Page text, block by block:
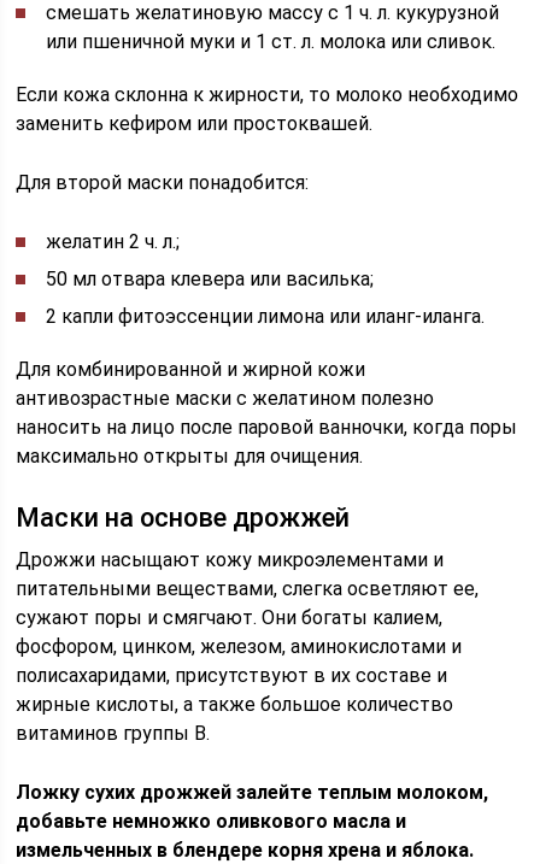
смешать желатиновую массу с 1 ч. л. кукурузной
или пшеничной муки и 1 ст. л. молока или сливок.
Если кожа склонна к жирности, то молоко необходимо
заменить кефиром или простоквашей.
Для второй маски понадобится:
желатин 2 ч. л.;
50 мл отвара клевера или василька;
2 капли фитоэссенции лимона или иланг-иланга.
Для комбинированной и жирной кожи
антивозрастные маски с желатином полезно
наносить на лицо после паровой ванночки, когда поры
максимально открыты для очищения.
Маски на основе дрожжей
Дрожжи насыщают кожу микроэлементами и
питательными веществами, слегка осветляют ее,
сужают поры и смягчают. Они богаты калием,
фосфором, цинком, железом, аминокислотами и
полисахаридами, присутствуют в их составе и
жирные кислоты, а также большое количество
витаминов группы B.
Ложку сухих дрожжей залейте теплым молоком,
добавьте немножко оливкового масла и
измельченных в блендере корня хрена и яблока.